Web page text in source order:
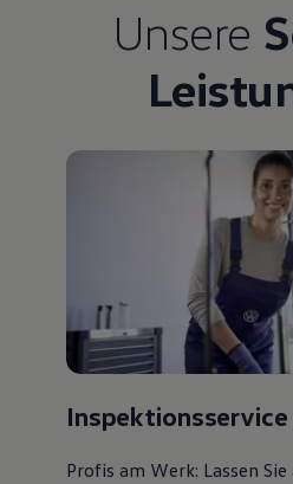
Unsere
Inspektionsservice
Profis am Werk: Lassen Sie